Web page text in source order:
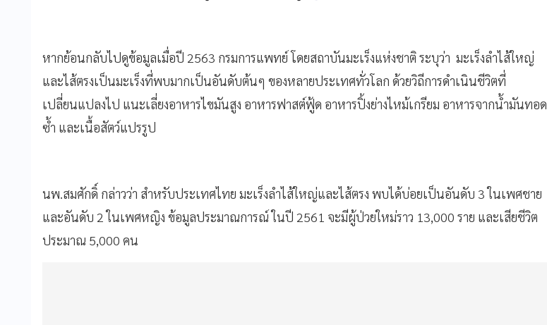
หากย้อนกลับไปดูข้อมูลเมื่อปี 2563 กรมการแพทย์ โดยสถาบันมะเร็งแห่งชาติ ระบุว่า มะเร็งลำไส้ใหญ่
และไส้ตรงเป็นมะเร็งที่พบมากเป็นอันดับต้นๆ ของหลายประเทศทั่วโลก ด้วยวิถีการดำเนินชีวิตที่
เปลี่ยนแปลงไป แนะเลี่ยงอาหารไขมันสูง อาหารฟาสต์ฟู้ด อาหารปิ้งย่างไหม้เกรียม อาหารจากน้ำมันทอด
ซ้ำ และเนื้อสัตว์แปรรูป
นพ.สมศักดิ์ กล่าวว่า สำหรับประเทศไทย มะเร็งลำไส้ใหญ่และไส้ตรง พบได้บ่อยเป็นอันดับ 3 ในเพศชาย
และอันดับ 2 ในเพศหญิง ข้อมูลประมาณการณ์ ในปี 2561 จะมีผู้ป่วยใหม่ราว 13,000 ราย และเสียชีวิต
ประมาณ 5,000 คน